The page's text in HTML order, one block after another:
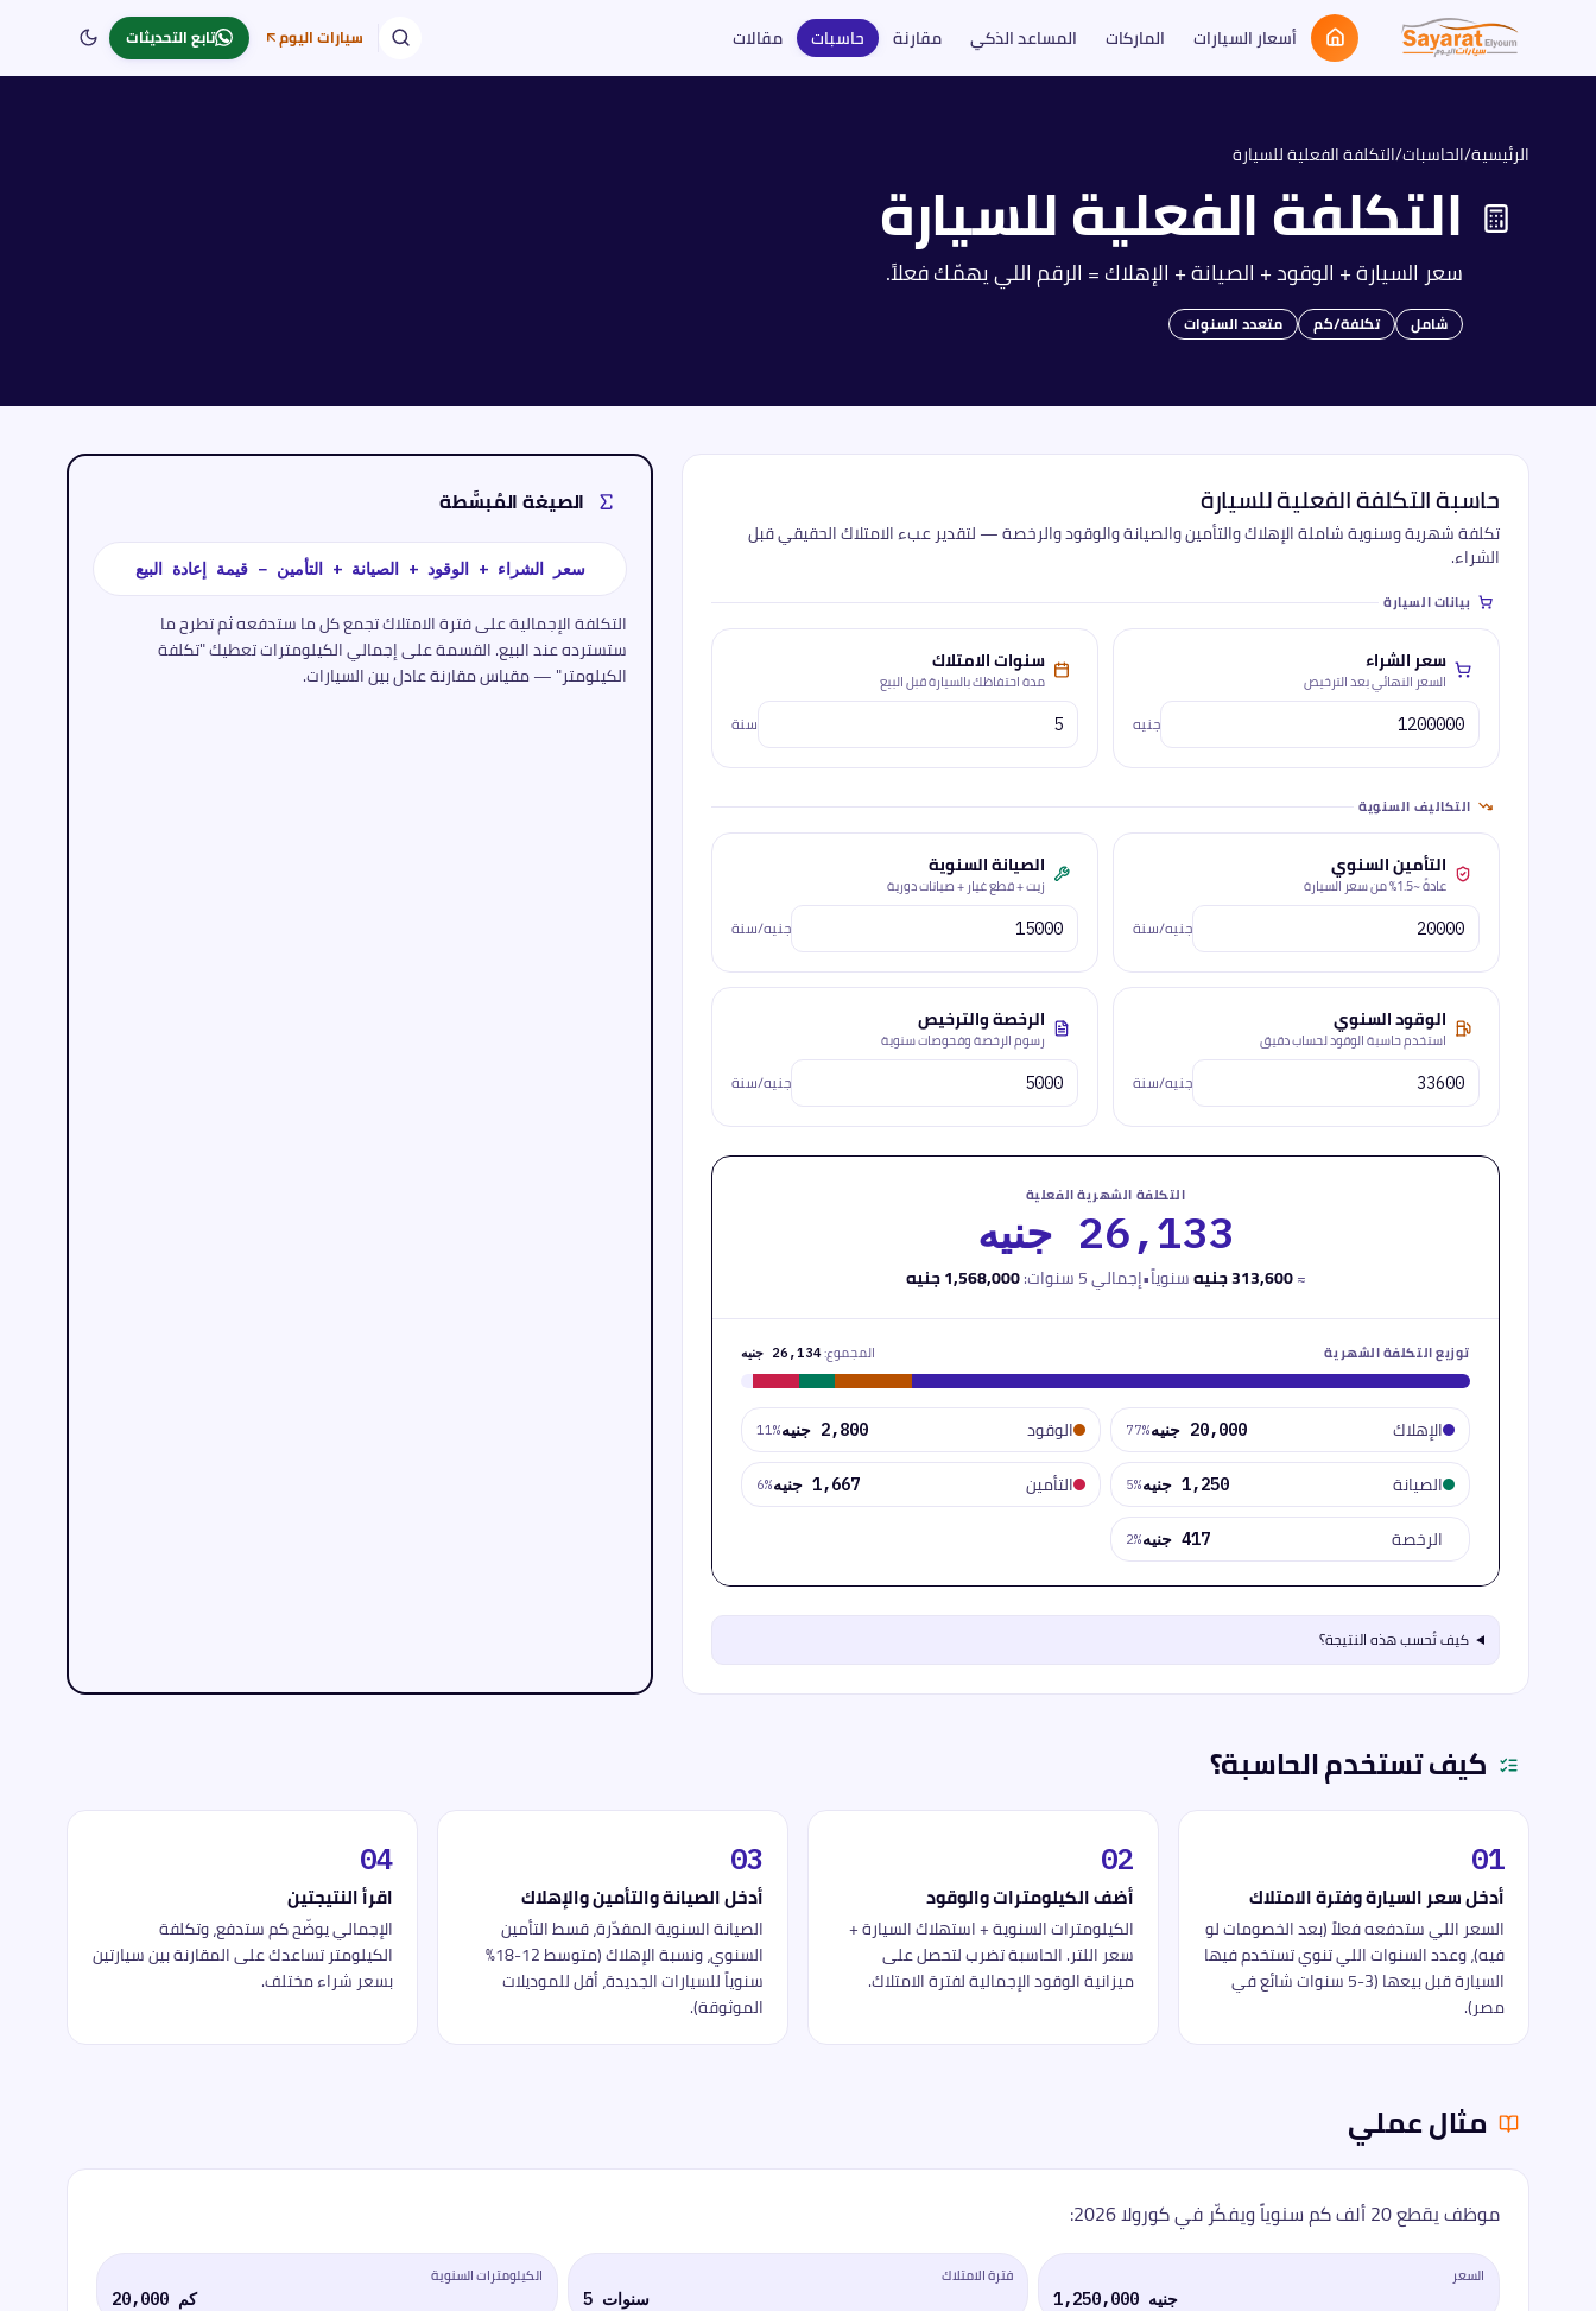
أسعار السيارات الماركات المساعد الذكي مقارنة حاسبات مقالات سيارات اليوم تابع التحديثات
الرئيسية/الحاسبات/التكلفة الفعلية للسيارة
التكلفة الفعلية للسيارة
سعر السيارة + الوقود + الصيانة + الإهلاك = الرقم اللي يهمّك فعلاً.
شامل تكلفة/كم متعدد السنوات
حاسبة التكلفة الفعلية للسيارة
تكلفة شهرية وسنوية شاملة الإهلاك والتأمين والصيانة والوقود والرخصة — لتقدير عبء الامتلاك الحقيقي قبل
الشراء.
بيانات السيارة
سعر الشراء
السعر النهائي بعد الترخيص
جنيه
سنوات الامتلاك
مدة احتفاظك بالسيارة قبل البيع
سنة
التكاليف السنوية
التأمين السنوي
عادةً ~1.5% من سعر السيارة
جنيه/سنة
الصيانة السنوية
زيت + قطع غيار + صيانات دورية
جنيه/سنة
الوقود السنوي
استخدم حاسبة الوقود لحساب دقيق
جنيه/سنة
الرخصة والترخيص
رسوم الرخصة وفحوصات سنوية
جنيه/سنة
التكلفة الشهرية الفعلية
26,133 جنيه
≈313,600 جنيه سنوياً•إجمالي5سنوات:1,568,000 جنيه
توزيع التكلفة الشهرية المجموع:26,134 جنيه
الإهلاك 20,000 جنيه 77% الوقود 2,800 جنيه 11%
الصيانة 1,250 جنيه 5% التأمين 1,667 جنيه 6%
الرخصة 417 جنيه 2%
كيف تُحسب هذه النتيجة؟
الصيغة المُبسَّطة
سعر الشراء + الوقود + الصيانة + التأمين − قيمة إعادة البيع
التكلفة الإجمالية على فترة الامتلاك تجمع كل ما ستدفعه ثم تطرح ما
ستسترده عند البيع. القسمة على إجمالي الكيلومترات تعطيك "تكلفة
الكيلومتر" — مقياس مقارنة عادل بين السيارات.
كيف تستخدم الحاسبة؟
01
أدخل سعر السيارة وفترة الامتلاك
السعر اللي ستدفعه فعلاً (بعد الخصومات لو
فيه)، وعدد السنوات اللي تنوي تستخدم فيها
السيارة قبل بيعها (3-5 سنوات شائع في
مصر).
02
أضف الكيلومترات والوقود
الكيلومترات السنوية + استهلاك السيارة +
سعر اللتر. الحاسبة تضرب لتحصل على
ميزانية الوقود الإجمالية لفترة الامتلاك.
03
أدخل الصيانة والتأمين والإهلاك
الصيانة السنوية المقدّرة، قسط التأمين
السنوي، ونسبة الإهلاك (متوسط 12-18%
سنوياً للسيارات الجديدة، أقل للموديلات
الموثوقة).
04
اقرأ النتيجتين
الإجمالي يوضّح كم ستدفع، وتكلفة
الكيلومتر تساعدك على المقارنة بين سيارتين
بسعر شراء مختلف.
مثال عملي
موظف يقطع 20 ألف كم سنوياً ويفكّر في كورولا 2026:
السعر
1,250,000 جنيه
فترة الامتلاك
5 سنوات
الكيلومترات السنوية
20,000 كم